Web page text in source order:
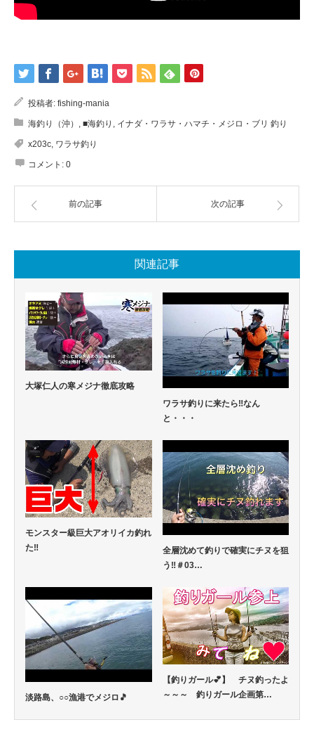
投稿者: fishing-mania
海釣り（沖） , ■海釣り , イナダ・ワラサ・ハマチ・メジロ・ブリ 釣り
x203c, ワラサ釣り
コメント: 0
前の記事 次の記事
関連記事
大塚仁人の寒メジナ徹底攻略
ワラサ釣りに来たら‼なん
と・・・
モンスター級巨大アオリイカ釣れ
た‼
全層沈めて釣りで確実にチヌを狙
う‼️＃03…
淡路島、○○漁港でメジロ🎵
【釣りガール💕】 チヌ釣ったよ
～～～ 釣りガール企画第…